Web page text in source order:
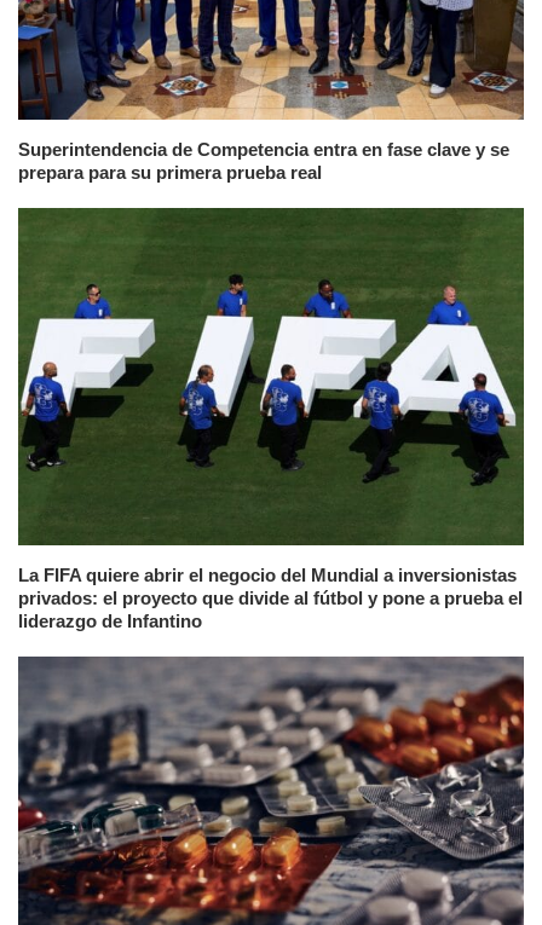
Superintendencia de Competencia entra en fase clave y se
prepara para su primera prueba real
La FIFA quiere abrir el negocio del Mundial a inversionistas
privados: el proyecto que divide al fútbol y pone a prueba el
liderazgo de Infantino